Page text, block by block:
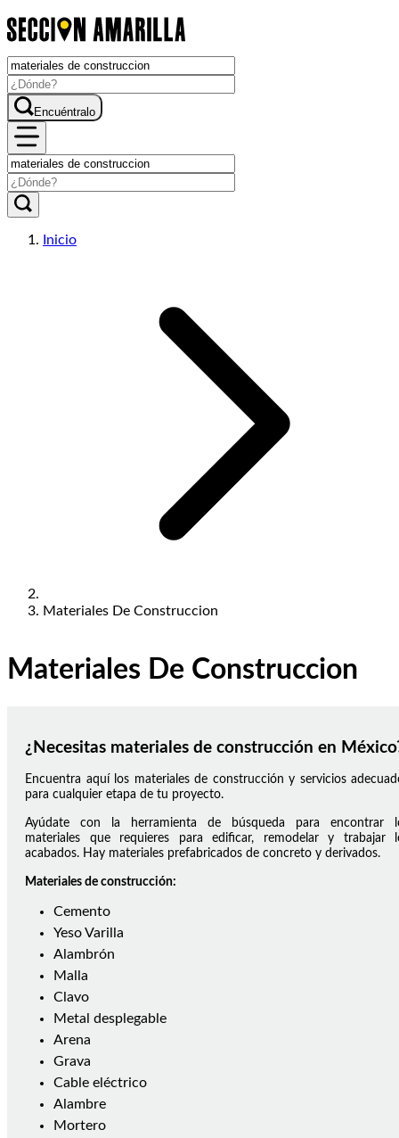
Encuéntralo
Inicio
Materiales De Construccion
Materiales De Construccion
¿Necesitas materiales de construcción en
Encuentra aquí los materiales de construcción y servicios
para cualquier etapa de tu proyecto.
Ayúdate con la herramienta de búsqueda para encontrar
materiales que requieres para edificar, remodelar y trabajar
acabados. Hay materiales prefabricados de concreto y derivados.
Materiales de construcción:
Cemento
Yeso Varilla
Alambrón
Malla
Clavo
Metal desplegable
Arena
Grava
Cable eléctrico
Alambre
Mortero